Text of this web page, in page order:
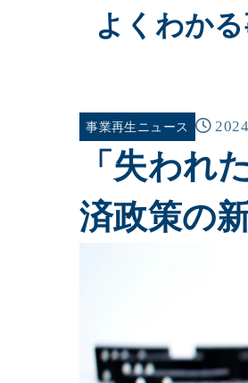
よくわか
事業再生ニュース
「失われ
済政策の